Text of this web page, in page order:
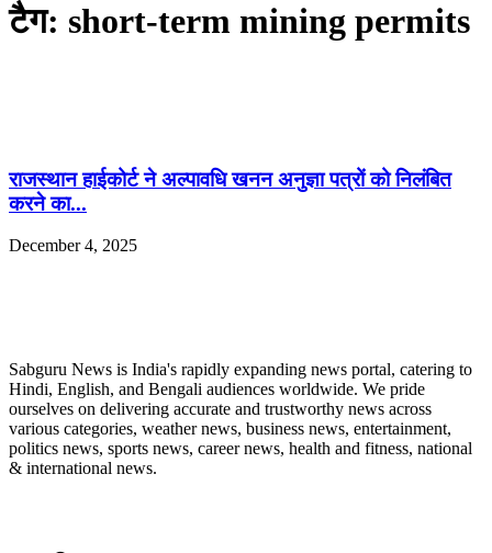
टैग: short-term mining permits
राजस्थान हाईकोर्ट ने अल्पावधि खनन अनुज्ञा पत्रों को निलंबित
करने का...
December 4, 2025
Sabguru News is India's rapidly expanding news portal, catering to
Hindi, English, and Bengali audiences worldwide. We pride
ourselves on delivering accurate and trustworthy news across
various categories, weather news, business news, entertainment,
politics news, sports news, career news, health and fitness, national
& international news.